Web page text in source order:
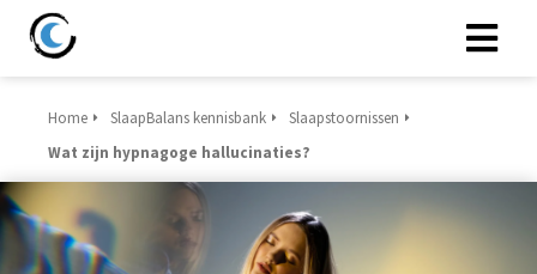
Home SlaapBalans kennisbank
Slaapstoornissen
Wat zijn hypnagoge hallucinaties?